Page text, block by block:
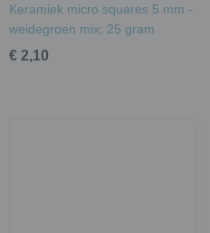
Keramiek micro squares 5 mm -
weidegroen mix; 25 gram
€ 2,10